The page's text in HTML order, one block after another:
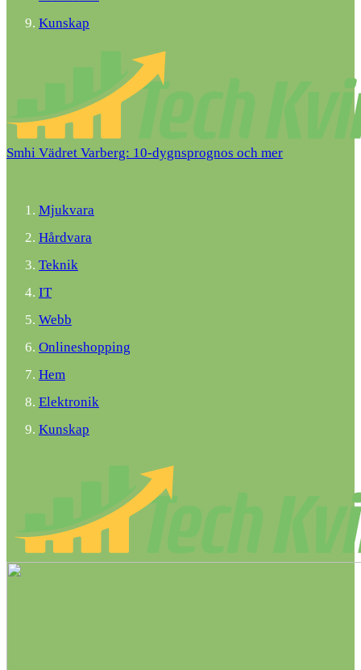
Kunskap
Smhi Vädret Varberg: 10-dygnsprognos och mer
Mjukvara
Hårdvara
Teknik
IT
Webb
Onlineshopping
Hem
Elektronik
Kunskap